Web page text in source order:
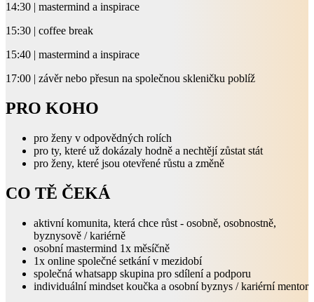
14:30 | mastermind a inspirace
15:30 | coffee break
15:40 | mastermind a inspirace
17:00 | závěr nebo přesun na společnou skleničku poblíž
PRO KOHO
pro ženy v odpovědných rolích
pro ty, které už dokázaly hodně a nechtějí zůstat stát
pro ženy, které jsou otevřené růstu a změně
CO TĚ ČEKÁ
aktivní komunita, která chce růst - osobně, osobnostně,
byznysově / kariérně
osobní mastermind 1x měsíčně
1x online společné setkání v mezidobí
společná whatsapp skupina pro sdílení a podporu
individuální mindset koučka a osobní byznys / kariérní mentor